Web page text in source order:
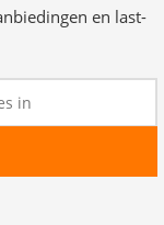
en last-